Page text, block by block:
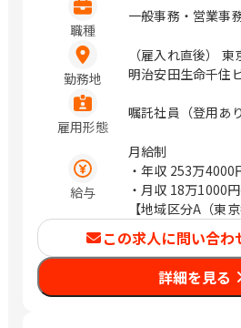
職種
一般事務・営業事
勤務地
（雇入れ直後）
明治安田生命千住
市曙町2-17-3 明治
ル2階 千代田区丸の内2-1-1
市港北区新横浜2-
ビル18階 川崎市
ダイヤビル7階 横
治安田生命大船ビ
16 明治安田生命平塚ビ
市本町2-93 明治
さいたま市浦和区
雇用形態
嘱託社員（登用あり
給与
月給制
・年収 253万4000
・月収 18万1000
【地域区分A（東
・年収2,814,000
【地域区分B（東
県・千葉県・埼玉
府）】
この求人に問い合わ
詳細を見る